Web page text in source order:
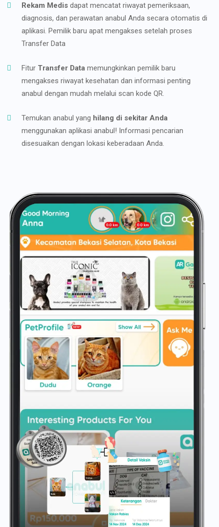
Rekam Medis dapat mencatat riwayat pemeriksaan,
diagnosis, dan perawatan anabul Anda secara otomatis di
aplikasi. Pemilik baru apat mengakses setelah proses
Transfer Data
Fitur Transfer Data memungkinkan pemilik baru
mengakses riwayat kesehatan dan informasi penting
anabul dengan mudah melalui scan kode QR.
Temukan anabul yang hilang di sekitar Anda
menggunakan aplikasi anabul! Informasi pencarian
disesuaikan dengan lokasi keberadaan Anda.